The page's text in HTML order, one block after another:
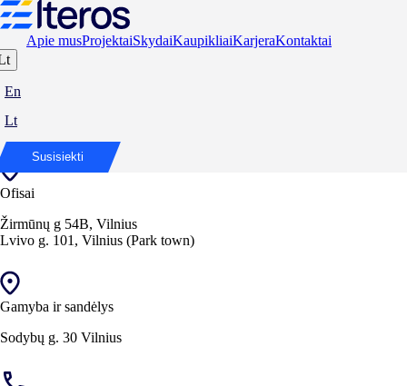
Apie musProjektaiSkydaiKaupikliaiKarjeraKontaktai
En
Lt
Susisiekti
Susisiekime
Esame pasiruošę aptarti jūsų poreikius ir rasti geriausius sprendimus.
Ofisai
Žirmūnų g 54B, Vilnius
Lvivo g. 101, Vilnius (Park town)
Gamyba ir sandėlys
Sodybų g. 30 Vilnius